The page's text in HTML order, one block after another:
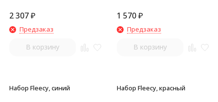
2 307₽
Предзаказ
В корзину
1 570₽
Предзаказ
В корзину
Набор Fleecy, синий Набор Fleecy, красный